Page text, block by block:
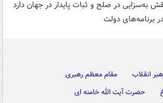
به‌سزایی در صلح و ثبات پایدار در جهان دارد
برنامه‌های دولت
انقلاب
مقام معظم رهبری
حضرت آیت الله خامنه ای